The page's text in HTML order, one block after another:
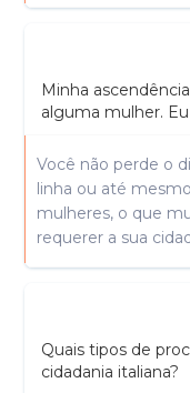
Minha
alguma mulher.
Você não perde o
linha ou até
mulheres, o que
requerer a sua
Quais tipos de
cidadania italiana?